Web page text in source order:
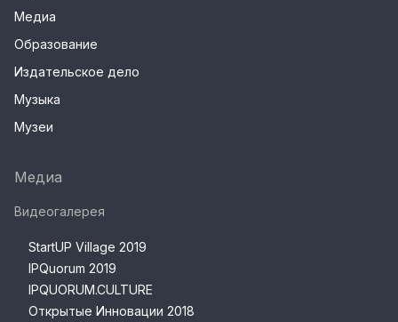
Медиа
Образование
Издательское дело
Музыка
Музеи
Медиа
Видеогалерея
StartUP Village 2019
IPQuorum 2019
IPQUORUM.CULTURE
Открытые Инновации 2018